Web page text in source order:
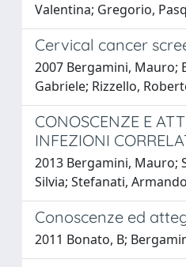
Valentina; Gregorio,
Cervical cancer
2007 Bergamini, Mauro;
Gabriele; Rizzello,
CONOSCENZE E
INFEZIONI
2013 Bergamini, Mauro;
Silvia; Stefanati,
Conoscenze ed
2011 Bonato, B;